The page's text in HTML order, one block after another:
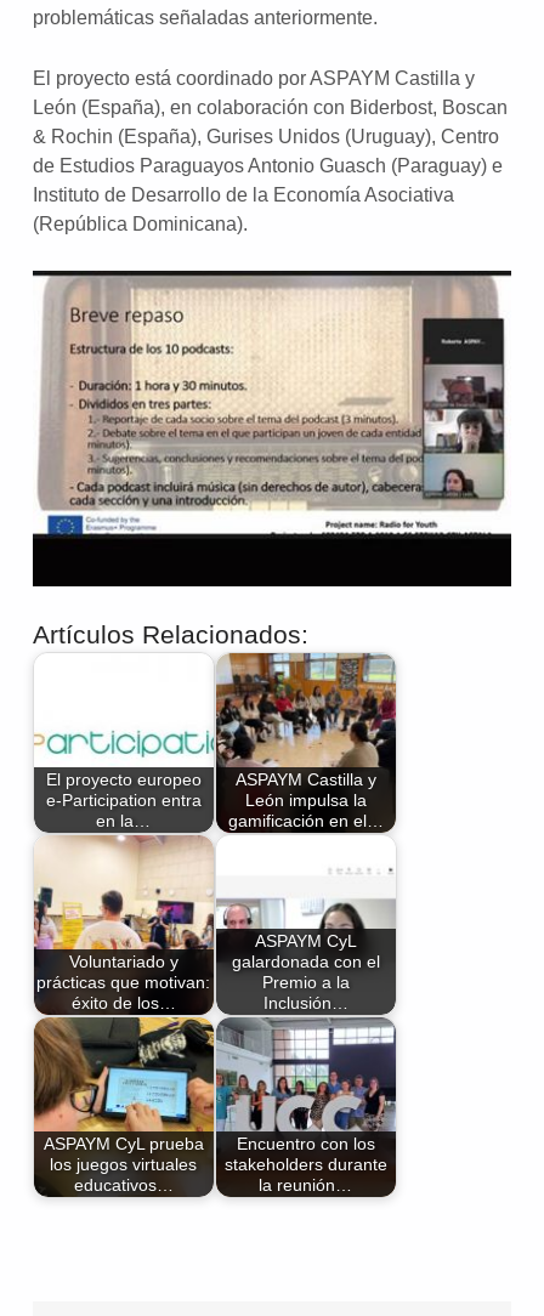
problemáticas señaladas anteriormente.
El proyecto está coordinado por ASPAYM Castilla y
León (España), en colaboración con Biderbost, Boscan
& Rochin (España), Gurises Unidos (Uruguay), Centro
de Estudios Paraguayos Antonio Guasch (Paraguay) e
Instituto de Desarrollo de la Economía Asociativa
(República Dominicana).
Artículos Relacionados:
El proyecto europeo
e-Participation entra
en la…
ASPAYM Castilla y
León impulsa la
gamificación en el…
Voluntariado y
prácticas que motivan:
éxito de los…
ASPAYM CyL
galardonada con el
Premio a la
Inclusión…
ASPAYM CyL prueba
los juegos virtuales
educativos…
Encuentro con los
stakeholders durante
la reunión…